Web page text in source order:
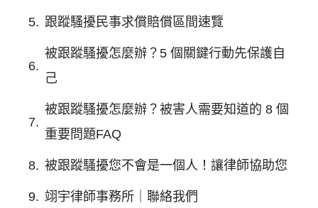
跟蹤騷擾民事求償賠償區間速覽
被跟蹤騷擾怎麼辦？5 個關鍵行動先保護自
己
被跟蹤騷擾怎麼辦？被害人需要知道的 8 個
重要問題FAQ
被跟蹤騷擾您不會是一個人！讓律師協助您
翊宇律師事務所｜聯絡我們